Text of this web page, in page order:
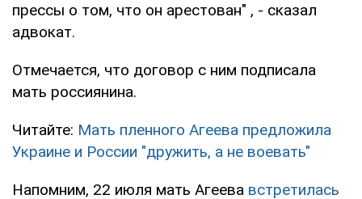
прессы о том, что он арестован" , - сказал
адвокат.
Отмечается, что договор с ним подписала
мать россиянина.
Читайте: Мать пленного Агеева предложила
Украине и России "дружить, а не воевать"
Напомним, 22 июля мать Агеева встретилась